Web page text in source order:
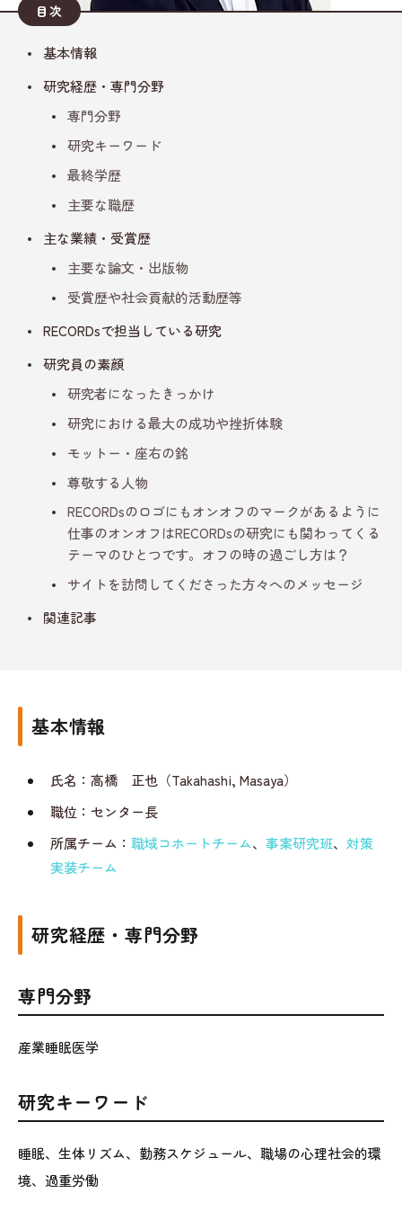
目次
基本情報
研究経歴・専門分野
専門分野
研究キーワード
最終学歴
主要な職歴
主な業績・受賞歴
主要な論文・出版物
受賞歴や社会貢献的活動歴等
RECORDsで担当している研究
研究員の素顔
研究者になったきっかけ
研究における最大の成功や挫折体験
モットー・座右の銘
尊敬する人物
RECORDsのロゴにもオンオフのマークがあるように
仕事のオンオフはRECORDsの研究にも関わってくる
テーマのひとつです。オフの時の過ごし方は？
サイトを訪問してくださった方々へのメッセージ
関連記事
基本情報
氏名：高橋 正也（Takahashi, Masaya）
職位：センター長
所属チーム： 職域コホートチーム、 事案研究班、 対策
実装チーム
研究経歴・専門分野
専門分野
産業睡眠医学
研究キーワード
睡眠、生体リズム、勤務スケジュール、職場の心理社会的環
境、過重労働